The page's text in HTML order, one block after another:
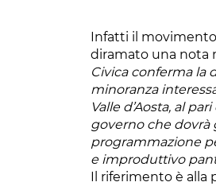
Infatti il movimento
diramato una nota
Civica conferma la
minoranza
Valle d’Aosta, al
governo che dovrà
programmazione
e improduttivo
Il riferimento è alla